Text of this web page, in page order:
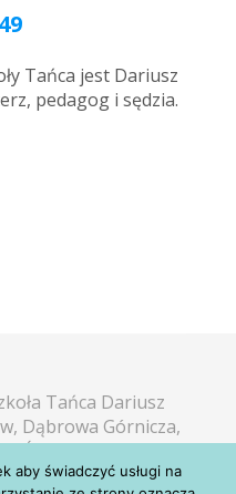
Tańca jest Dariusz
pedagog i sędzia.
Tańca Dariusz
Dąbrowa Górnicza,
Śląskie, Sosnowiec,
Tychy
aby świadczyć usługi na